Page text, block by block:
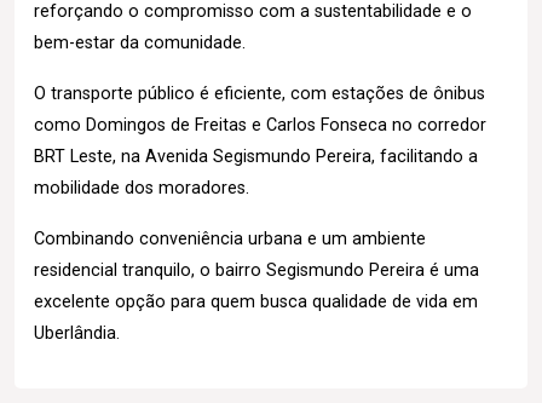
reforçando o compromisso com a sustentabilidade e o
bem-estar da comunidade.
O transporte público é eficiente, com estações de ônibus
como Domingos de Freitas e Carlos Fonseca no corredor
BRT Leste, na Avenida Segismundo Pereira, facilitando a
mobilidade dos moradores.
Combinando conveniência urbana e um ambiente
residencial tranquilo, o bairro Segismundo Pereira é uma
excelente opção para quem busca qualidade de vida em
Uberlândia.